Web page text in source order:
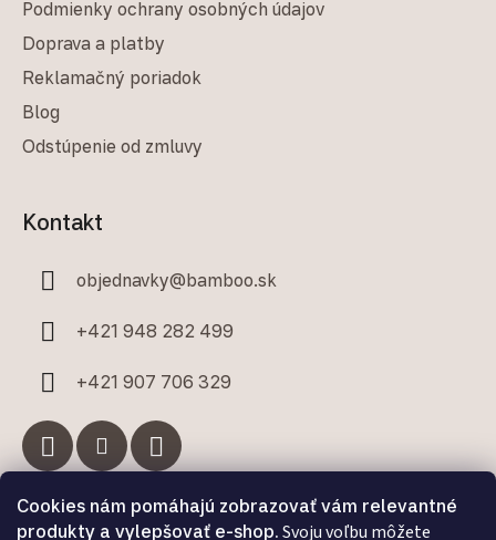
Cookies nám pomáhajú zobrazovať vám relevantné
produkty a vylepšovať e-shop. Svoju voľbu môžete
Podmienky ochrany osobných údajov
Doprava a platby
Reklamačný poriadok
Blog
Odstúpenie od zmluvy
Kontakt
objednavky@bamboo.sk
+421 948 282 499
+421 907 706 329
Facebook